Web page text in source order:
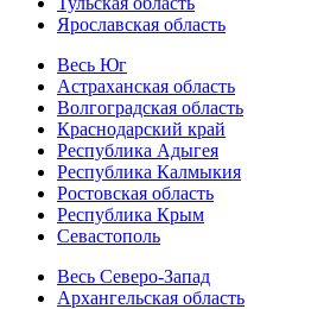
Ярославская область
Весь Юг
Астраханская область
Волгоградская область
Краснодарский край
Республика Адыгея
Республика Калмыкия
Ростовская область
Республика Крым
Севастополь
Весь Северо-Запад
Архангельская область